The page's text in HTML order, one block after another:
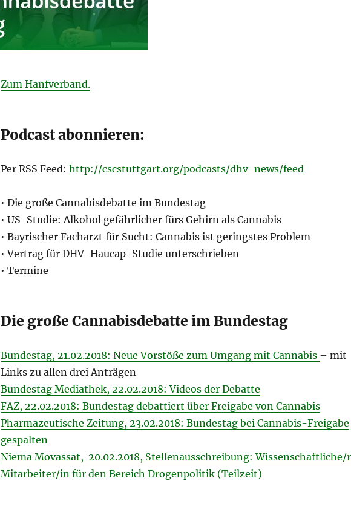
Zum Hanfverband.
Podcast abonnieren:
Per RSS Feed: http://cscstuttgart.org/podcasts/dhv-news/feed
• Die große Cannabisdebatte im Bundestag
• US-Studie: Alkohol gefährlicher fürs Gehirn als Cannabis
• Bayrischer Facharzt für Sucht: Cannabis ist geringstes Problem
• Vertrag für DHV-Haucap-Studie unterschrieben
• Termine
Die große Cannabisdebatte im Bundestag
Bundestag, 21.02.2018: Neue Vor­stöße zum Umgang mit Canna­bis – mit
Links zu allen drei Anträgen
Bundestag Mediathek, 22.02.2018: Videos der Debatte
FAZ, 22.02.2018: Bundestag debattiert über Freigabe von Cannabis
Pharmazeutische Zeitung, 23.02.2018: Bundestag bei Cannabis-Freigabe
gespalten
Niema Movassat, 20.02.2018, Stellenausschreibung: Wissenschaftliche/r
Mitarbeiter/in für den Bereich Drogenpolitik (Teilzeit)